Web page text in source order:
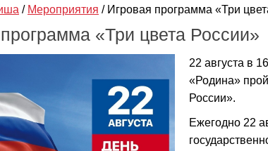
/ Мероприятия / Игровая программа «Три
«Три цвета России»
22 августа в
«Родина»
России».
Ежегодно 22